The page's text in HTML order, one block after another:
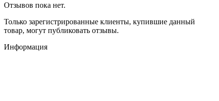
Отзывов пока нет.
Только зарегистрированные клиенты, купившие данный
товар, могут публиковать отзывы.
Информация